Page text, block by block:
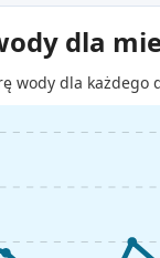
dla
wody dla